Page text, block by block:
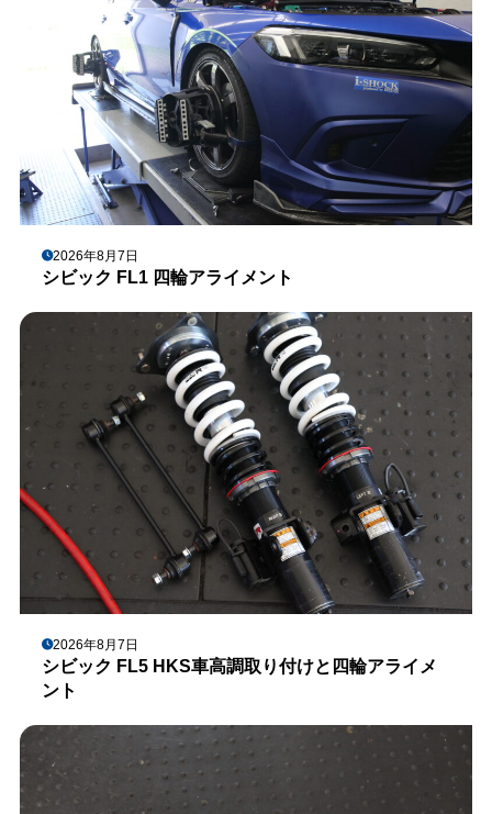
2026年8月7日
シビック FL1 四輪アライメント
2026年8月7日
シビック FL5 HKS車高調取り付けと四輪アライメ
ント